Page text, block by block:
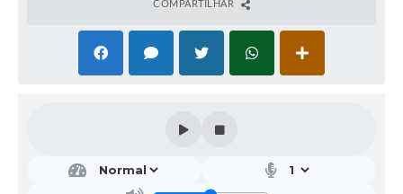
COMPARTILHAR